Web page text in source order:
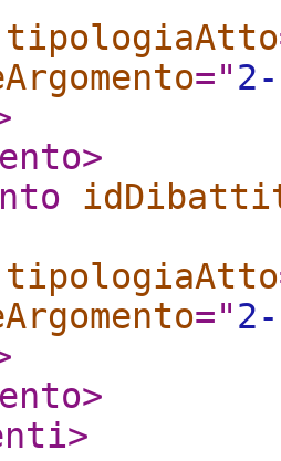
tipologiaAtto
="
>
tipologiaAtto
="
>
>